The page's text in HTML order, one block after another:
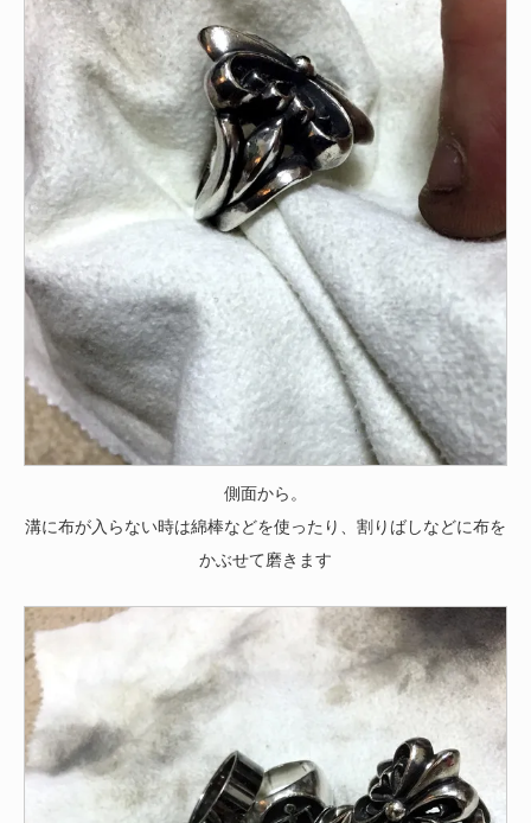
側面から。
溝に布が入らない時は綿棒などを使ったり、割りばしなどに布を
かぶせて磨きます